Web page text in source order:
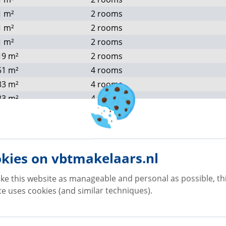
– 106
m² 2 rooms
m² 2 rooms
m² 2 rooms
m² 2 rooms
m² 4 rooms
m² 4 rooms
m² 4 rooms
4 rooms
4 rooms
m² 4 rooms
m² 2 rooms
m² 2 rooms
m² 4 rooms
on vbtmakelaars.nl
this website as manageable and personal as possible,
uses cookies (and similar techniques).